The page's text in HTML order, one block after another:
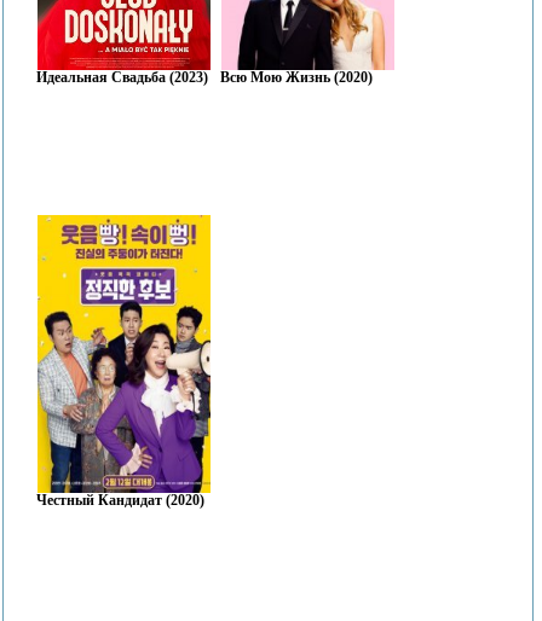
Идеальная Свадьба (2023) Всю Мою Жизнь (2020)
Честный Кандидат (2020)